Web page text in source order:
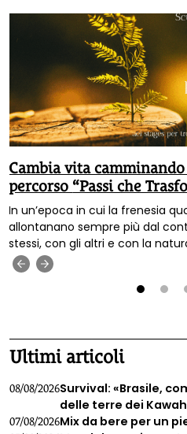
Cambia vita
percorso “Passi che
In un’epoca in cui la frenesia
allontanano sempre più dal
stessi, con gli altri e con la
innovativo pensato per ricreare
essenziale. La Scuola Nature
trasformano, con sede nel
attraverso esperienze
Ultimi articoli
08/08/2026Survival: «Brasile,
delle terre dei
07/08/2026Mix da bere per un